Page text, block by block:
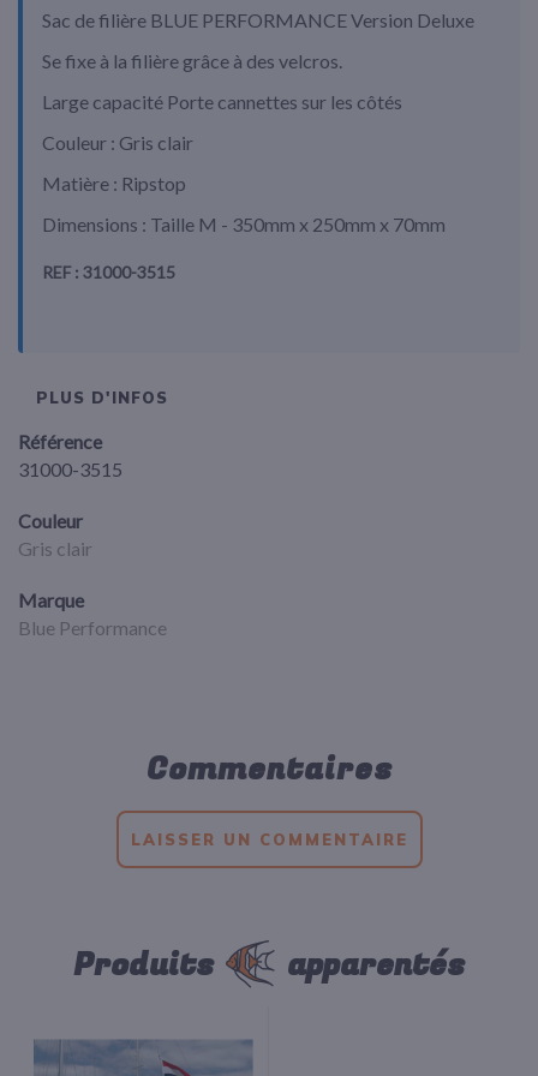
Sac de filière BLUE PERFORMANCE Version Deluxe
Se fixe à la filière grâce à des velcros.
Large capacité Porte cannettes sur les côtés
Couleur : Gris clair
Matière : Ripstop
Dimensions : Taille M - 350mm x 250mm x 70mm
REF : 31000-3515
PLUS D'INFOS
Référence
31000-3515
Couleur
Gris clair
Marque
Blue Performance
Commentaires
LAISSER UN COMMENTAIRE
Produits apparentés